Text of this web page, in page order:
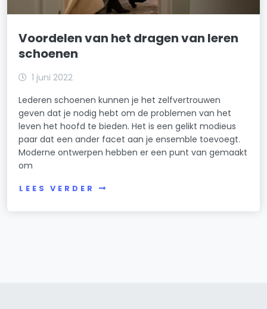
Voordelen van het dragen van leren
schoenen
1 juni 2022
Lederen schoenen kunnen je het zelfvertrouwen
geven dat je nodig hebt om de problemen van het
leven het hoofd te bieden. Het is een gelikt modieus
paar dat een ander facet aan je ensemble toevoegt.
Moderne ontwerpen hebben er een punt van gemaakt
om
LEES VERDER